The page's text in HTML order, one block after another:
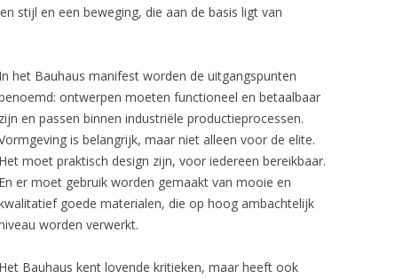
PK22
535 MUG
LOUNGE CHAIR 657
CHAIR JEAN PROUVÉ
KHO LIANG IE
ARNE JACOBSEN
STUDIO 1900
VINTAGE INTERIOR
VITRA
VIVRE INTERIEUR
stijl en een beweging, die aan de basis ligt van
In het Bauhaus manifest worden de uitgangspunten
ontwerpen moeten functioneel en betaalbaar
zijn en passen binnen industriële productieprocessen.
is belangrijk, maar niet alleen voor de elite.
Het moet praktisch design zijn, voor iedereen bereikbaar.
En er moet gebruik worden gemaakt van mooie en
goede materialen, die op hoog ambachtelijk
worden verwerkt.
Het Bauhaus kent lovende kritieken, maar heeft ook